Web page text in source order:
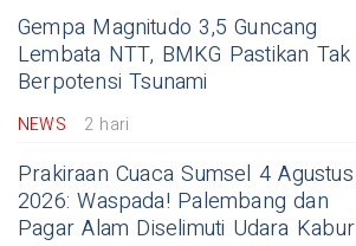
Gempa Magnitudo 3,5 Guncang
Lembata NTT, BMKG Pastikan Tak
Berpotensi Tsunami
NEWS 2 hari
Prakiraan Cuaca Sumsel 4 Agustus
2026: Waspada! Palembang dan
Pagar Alam Diselimuti Udara Kabur